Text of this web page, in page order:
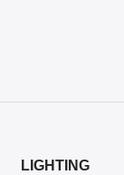
LIGHTING